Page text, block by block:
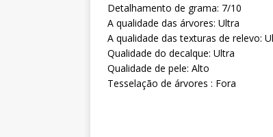
Detalhamento de grama: 7/10
A qualidade das árvores: Ultra
A qualidade das texturas de relevo:
Qualidade do decalque: Ultra
Qualidade de pele: Alto
Tesselação de árvores : Fora